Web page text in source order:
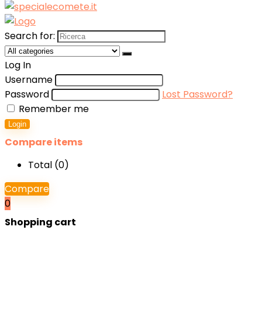
Search for:
Log In
Username
Password
Lost Password?
Remember me
Login
Compare items
Total (0)
Compare
0
Shopping cart